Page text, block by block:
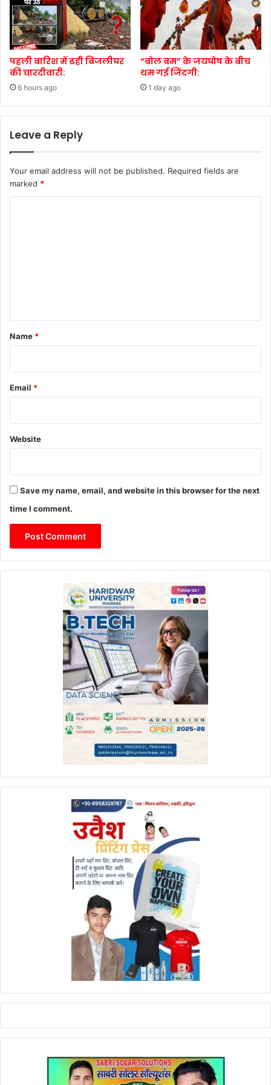
पहली बारिश में ढही बिजलीघर
की चारदीवारी:
6 hours ago
“बोल बम” के जयघोष के बीच
थम गई जिंदगी:
1 day ago
Leave a Reply
Your email address will not be published. Required fields are
marked *
*
Name *
Email *
Website
Save my name, email, and website in this browser for the next
time I comment.